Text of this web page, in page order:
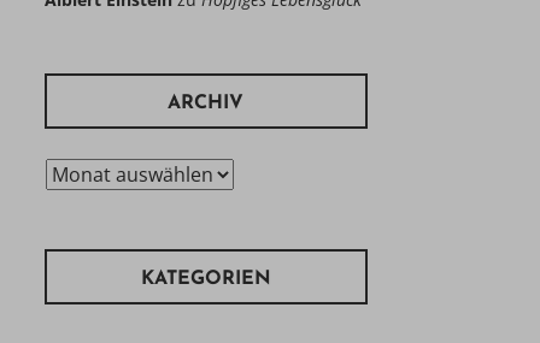
ARCHIV
Archiv
KATEGORIEN